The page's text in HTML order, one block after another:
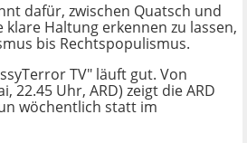
dafür, zwischen Quatsch und
klare Haltung erkennen zu lassen,
bis Rechtspopulismus.
TV" läuft gut. Von
22.45 Uhr, ARD) zeigt die ARD
wöchentlich statt im